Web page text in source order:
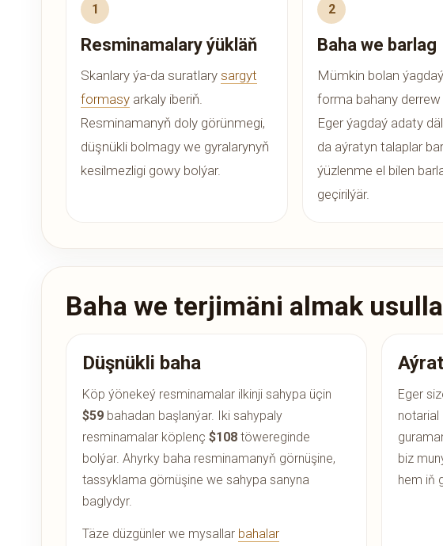
Resminamalary ýükläň
Skanlary ýa-da suratlary sargyt
formasy arkaly iberiň.
Resminamanyň doly görünmegi,
düşnükli bolmagy we gyralarynyň
kesilmezligi gowy bolýar.
Baha we barlag
Mümkin bolan
forma bahany derrew
Eger ýagdaý adaty
da aýratyn talaplar
ýüzlenme el bilen
geçirilýär.
Baha we terjimäni almak
Düşnükli baha
Köp ýönekeý resminamalar ilkinji sahypa üçin
$59 bahadan başlanýar. Iki sahypaly
resminamalar köplenç $108 töwereginde
bolýar. Ahyrky baha resminamanyň görnüşine,
tassyklama görnüşine we sahypa sanyna
baglydyr.
Täze düzgünler we mysallar bahalar
Eger
notarial
biz
hem iň